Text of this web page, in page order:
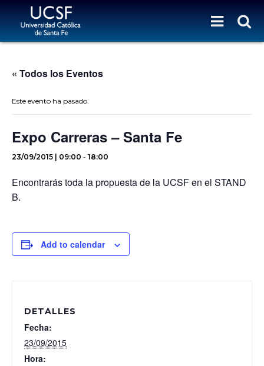
« Todos los Eventos
Este evento ha pasado.
Expo Carreras – Santa Fe
23/09/2015 | 09:00 - 18:00
Encontrarás toda la propuesta de la UCSF en el STAND
B.
Add to calendar
DETALLES
Fecha:
23/09/2015
Hora: